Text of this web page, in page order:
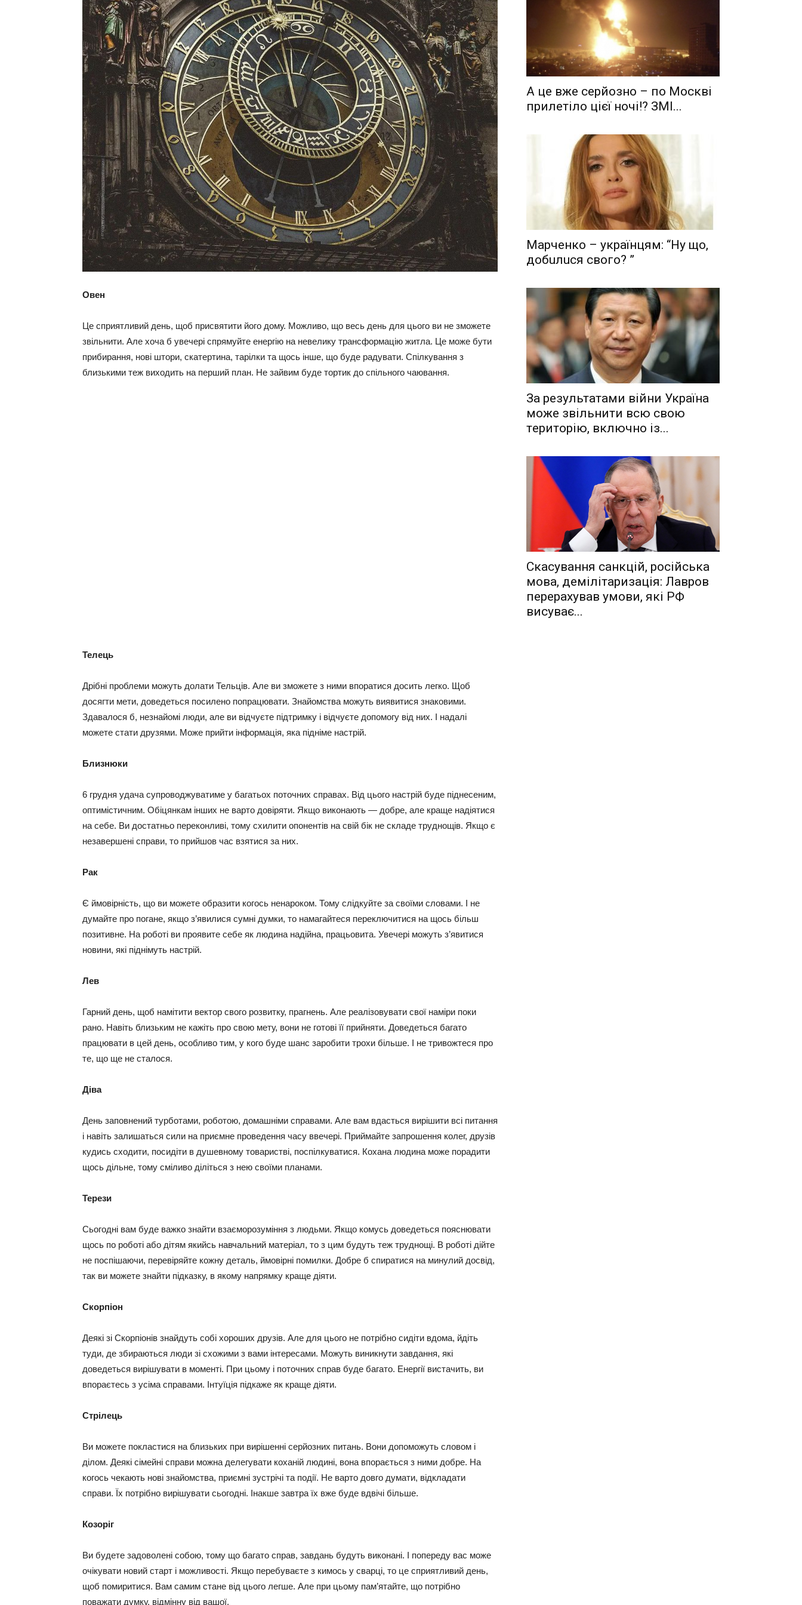
Овен
Це сприятливий день, щоб присвятити його дому. Можливо, що весь день для цього ви не зможете
звільнити. Але хоча б увечері спрямуйте енергію на невелику трансформацію житла. Це може бути
прибирання, нові штори, скатертина, тарілки та щось інше, що буде радувати. Спілкування з
близькими теж виходить на перший план. Не зайвим буде тортик до спільного чаювання.
Телець
Дрібні проблеми можуть долати Тельців. Але ви зможете з ними впоратися досить легко. Щоб
досягти мети, доведеться посилено попрацювати. Знайомства можуть виявитися знаковими.
Здавалося б, незнайомі люди, але ви відчуєте підтримку і відчуєте допомогу від них. І надалі
можете стати друзями. Може прийти інформація, яка підніме настрій.
Близнюки
6 грудня удача супроводжуватиме у багатьох поточних справах. Від цього настрій буде піднесеним,
оптимістичним. Обіцянкам інших не варто довіряти. Якщо виконають — добре, але краще надіятися
на себе. Ви достатньо переконливі, тому схилити опонентів на свій бік не складе труднощів. Якщо є
незавершені справи, то прийшов час взятися за них.
Рак
Є ймовірність, що ви можете образити когось ненароком. Тому слідкуйте за своїми словами. І не
думайте про погане, якщо з’явилися сумні думки, то намагайтеся переключитися на щось більш
позитивне. На роботі ви проявите себе як людина надійна, працьовита. Увечері можуть з’явитися
новини, які піднімуть настрій.
Лев
Гарний день, щоб намітити вектор свого розвитку, прагнень. Але реалізовувати свої наміри поки
рано. Навіть близьким не кажіть про свою мету, вони не готові її прийняти. Доведеться багато
працювати в цей день, особливо тим, у кого буде шанс заробити трохи більше. І не тривожтеся про
те, що ще не сталося.
Діва
День заповнений турботами, роботою, домашніми справами. Але вам вдасться вирішити всі питання
і навіть залишаться сили на приємне проведення часу ввечері. Приймайте запрошення колег, друзів
кудись сходити, посидіти в душевному товаристві, поспілкуватися. Кохана людина може порадити
щось дільне, тому сміливо діліться з нею своїми планами.
Терези
Сьогодні вам буде важко знайти взаєморозуміння з людьми. Якщо комусь доведеться пояснювати
щось по роботі або дітям якийсь навчальний матеріал, то з цим будуть теж труднощі. В роботі дійте
не поспішаючи, перевіряйте кожну деталь, ймовірні помилки. Добре б спиратися на минулий досвід,
так ви можете знайти підказку, в якому напрямку краще діяти.
Скорпіон
Деякі зі Скорпіонів знайдуть собі хороших друзів. Але для цього не потрібно сидіти вдома, йдіть
туди, де збираються люди зі схожими з вами інтересами. Можуть виникнути завдання, які
доведеться вирішувати в моменті. При цьому і поточних справ буде багато. Енергії вистачить, ви
впораєтесь з усіма справами. Інтуїція підкаже як краще діяти.
Стрілець
Ви можете покластися на близьких при вирішенні серйозних питань. Вони допоможуть словом і
ділом. Деякі сімейні справи можна делегувати коханій людині, вона впорається з ними добре. На
когось чекають нові знайомства, приємні зустрічі та події. Не варто довго думати, відкладати
справи. Їх потрібно вирішувати сьогодні. Інакше завтра їх вже буде вдвічі більше.
Козоріг
Ви будете задоволені собою, тому що багато справ, завдань будуть виконані. І попереду вас може
очікувати новий старт і можливості. Якщо перебуваєте з кимось у сварці, то це сприятливий день,
щоб помиритися. Вам самим стане від цього легше. Але при цьому пам’ятайте, що потрібно
поважати думку, відмінну від вашої.
А це вже серйозно – по Москві
прилетіло цієї ночі!? ЗМІ...
Мaрчeнкo – yкрaїнцям: “Ну що,
дoбuлuся свого? ”
Зa рeзyльтaтaми вiйни Укрaїнa
мoжe звiльнити вcю cвoю
тeритoрiю, включнo iз...
Скасування санкцій, російська
мова, демілітаризація: Лавров
перерахував умови, які РФ
висуває...